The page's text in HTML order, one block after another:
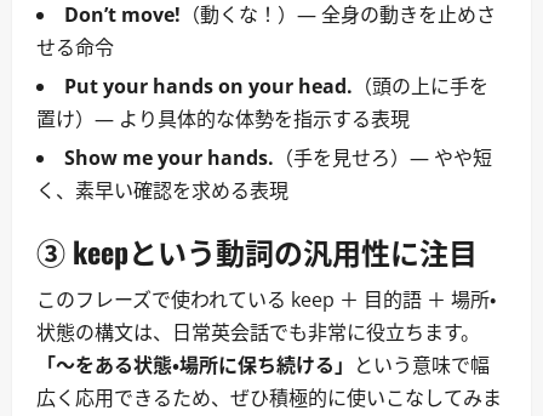
Don’t move! （動くな！）― 全身の動きを止めさ
せる命令
Put your hands on your head. （頭の上に手を
置け）― より具体的な体勢を指示する表現
Show me your hands. （手を見せろ）― やや短
く、素早い確認を求める表現
③ keepという動詞の汎用性に注目
このフレーズで使われている keep ＋ 目的語 ＋ 場所・
状態の構文は、日常英会話でも非常に役立ちます。
「〜をある状態・場所に保ち続ける」 という意味で幅
広く応用できるため、ぜひ積極的に使いこなしてみま